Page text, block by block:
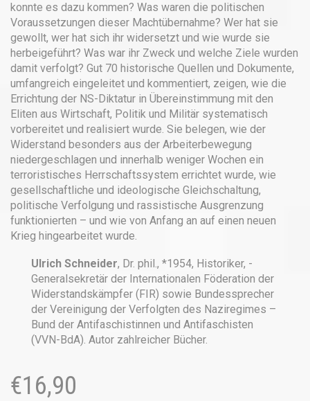
konnte es dazu kommen? Was waren die politischen
Voraussetzungen dieser Machtübernahme? Wer hat sie
gewollt, wer hat sich ihr widersetzt und wie wurde sie
herbeigeführt? Was war ihr Zweck und welche Ziele wurden
damit verfolgt? Gut 70 historische Quellen und Dokumente,
umfangreich eingeleitet und kommentiert, zeigen, wie die
Errichtung der NS-Diktatur in Übereinstimmung mit den
Eliten aus Wirtschaft, Politik und Militär systematisch
vorbereitet und realisiert wurde. Sie belegen, wie der
Widerstand besonders aus der Arbeiterbewegung
niedergeschlagen und innerhalb weniger Wochen ein
terroristisches Herrschaftssystem errichtet wurde, wie
gesellschaftliche und ideologische Gleichschaltung,
politische Verfolgung und rassistische Ausgrenzung
funktionierten – und wie von Anfang an auf einen neuen
Krieg hingearbeitet wurde.
Ulrich Schneider, Dr. phil., *1954, Historiker, ­
Generalsekretär der Internationalen Föderation der
Widerstandskämpfer (FIR) sowie Bundessprecher
der Vereinigung der Verfolgten des Naziregimes –
Bund der Antifaschistinnen und Antifaschisten
(VVN-BdA). Autor zahlreicher Bücher.
€16,90